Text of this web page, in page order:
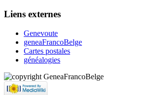
Liens externes
Genevoute
geneaFrancoBelge
Cartes postales
généalogies